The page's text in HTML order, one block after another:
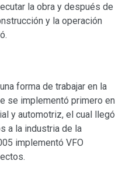
la obra y después de
y la operación
forma de trabajar en la
se implementó primero en
y automotriz, el cual llegó
a la industria de la
implementó VFO